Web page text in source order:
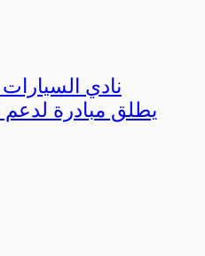
نادي
يطلق مبادرة لدعم